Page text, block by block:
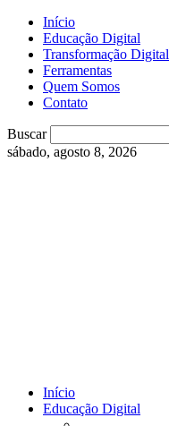
Início
Educação Digital
Transformação Digital
Ferramentas
Quem Somos
Contato
Buscar
sábado, agosto 8, 2026
Início
Educação Digital